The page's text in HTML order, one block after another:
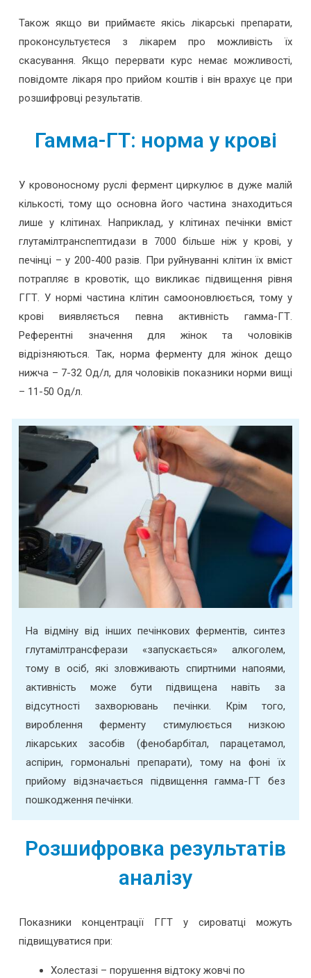
Також якщо ви приймаєте якісь лікарські препарати,
проконсультуєтеся з лікарем про можливість їх
скасування. Якщо перервати курс немає можливості,
повідомте лікаря про прийом коштів і він врахує це при
розшифровці результатів.
Гамма-ГТ: норма у крові
У кровоносному руслі фермент циркулює в дуже малій
кількості, тому що основна його частина знаходиться
лише у клітинах. Наприклад, у клітинах печінки вміст
глутамілтранспептидази в 7000 більше ніж у крові, у
печінці – у 200-400 разів. При руйнуванні клітин їх вміст
потрапляє в кровотік, що викликає підвищення рівня
ГГТ. У нормі частина клітин самооновлюється, тому у
крові виявляється певна активність гамма-ГТ.
Референтні значення для жінок та чоловіків
відрізняються. Так, норма ферменту для жінок дещо
нижча – 7-32 Од/л, для чоловіків показники норми вищі
– 11-50 Од/л.
На відміну від інших печінкових ферментів, синтез
глутамілтрансферази «запускається» алкоголем,
тому в осіб, які зловживають спиртними напоями,
активність може бути підвищена навіть за
відсутності захворювань печінки. Крім того,
вироблення ферменту стимулюється низкою
лікарських засобів (фенобарбітал, парацетамол,
аспірин, гормональні препарати), тому на фоні їх
прийому відзначається підвищення гамма-ГТ без
пошкодження печінки.
Розшифровка результатів
аналізу
Показники концентрації ГГТ у сироватці можуть
підвищуватися при:
Холестазі – порушення відтоку жовчі по